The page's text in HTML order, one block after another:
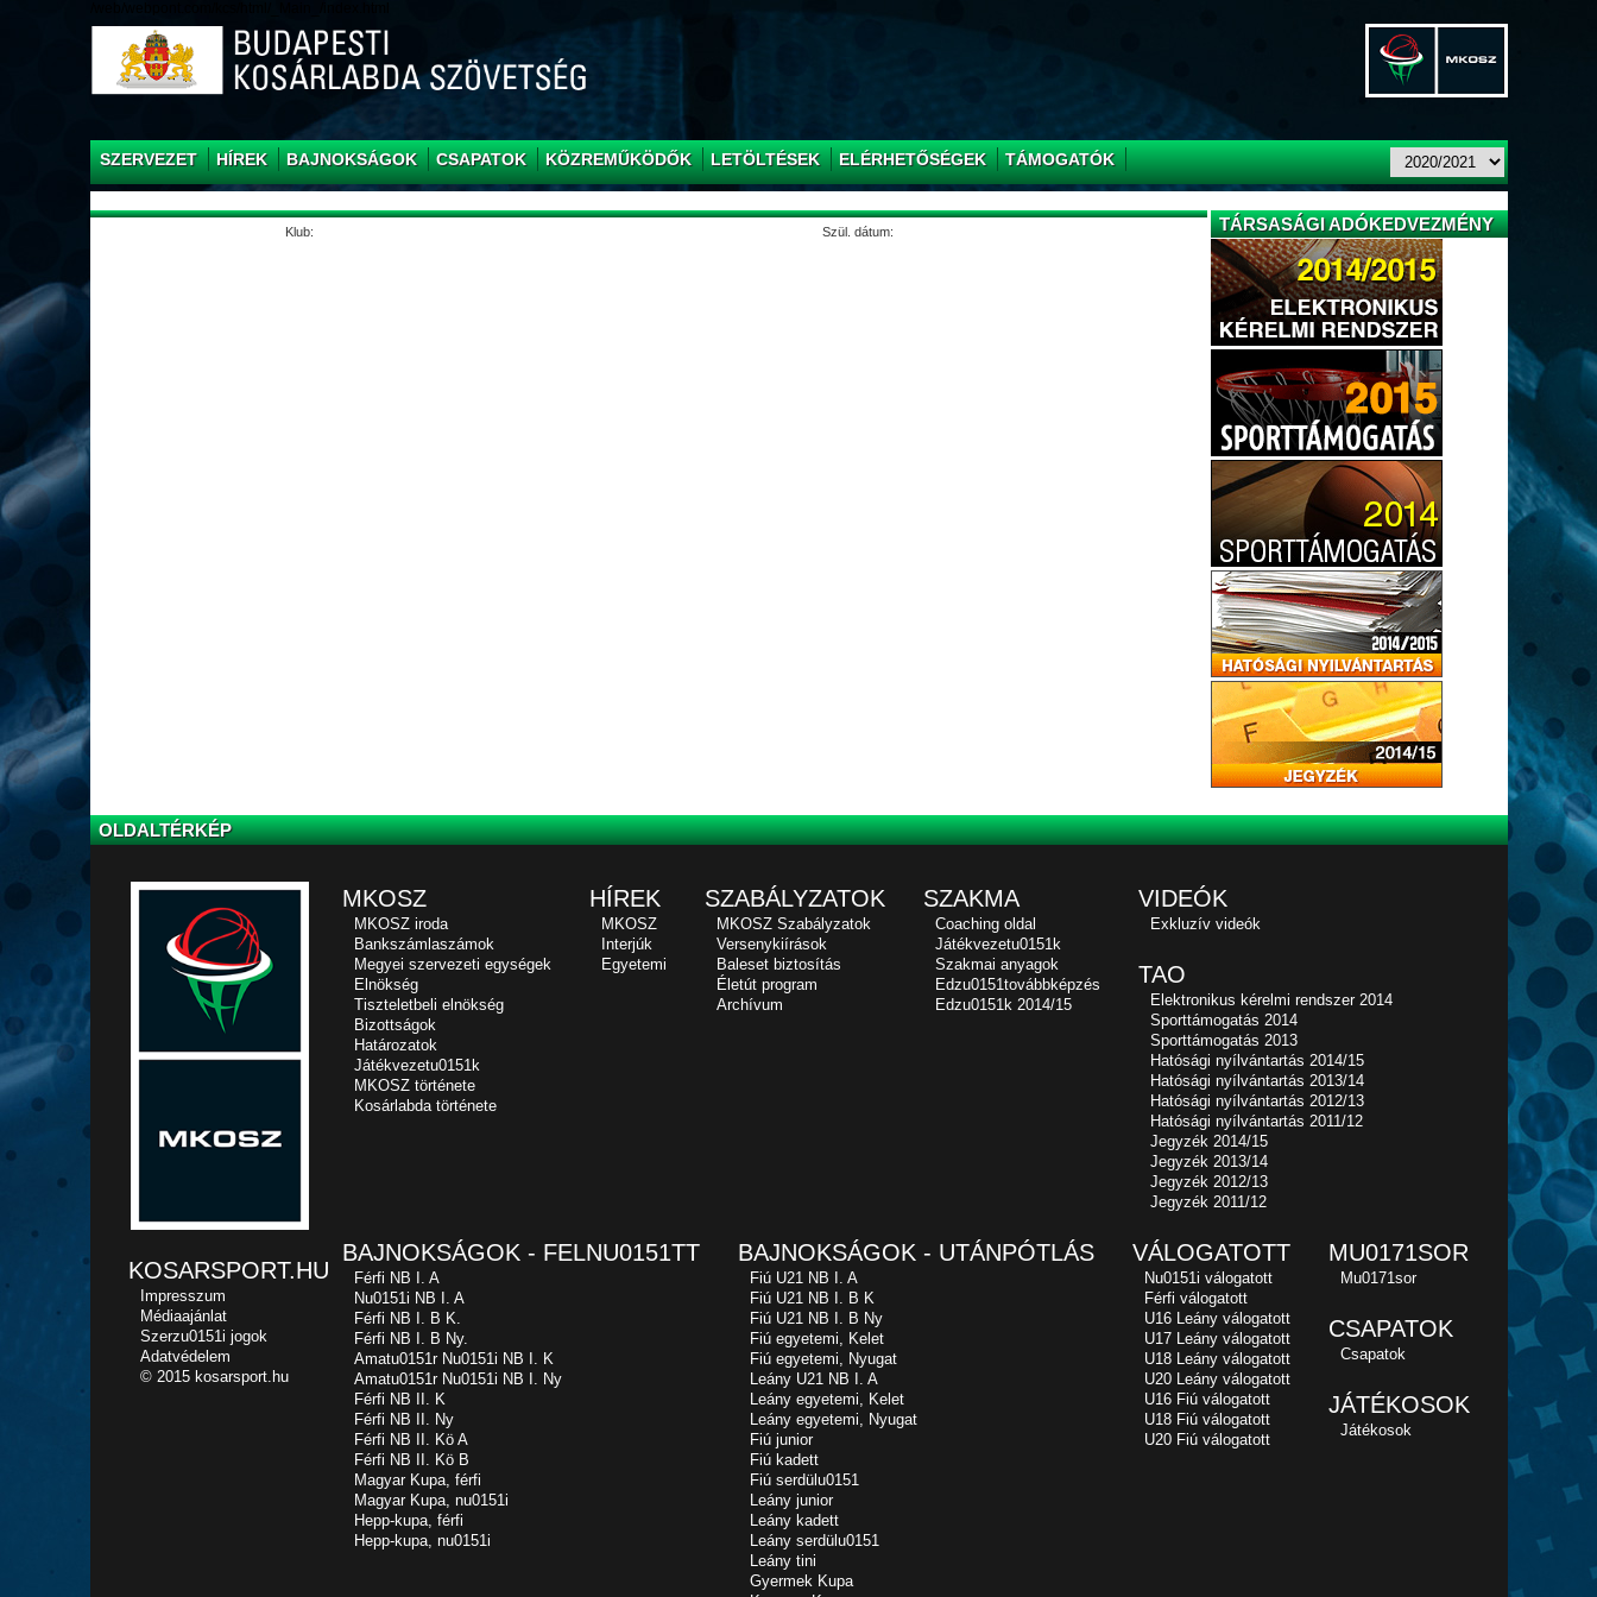
SZERVEZET HÍREK BAJNOKSÁGOK CSAPATOK KÖZREMŰKÖDŐK LETÖLTÉSEK ELÉRHETŐSÉGEK TÁMOGATÓK
Klub: Szül. dátum: TÁRSASÁGI ADÓKEDVEZMÉNY
OLDALTÉRKÉP
MKOSZ
MKOSZ iroda
Bankszámlaszámok
Megyei szervezeti egységek
Elnökség
Tiszteletbeli elnökség
Bizottságok
Határozatok
Játékvezetu0151k
MKOSZ története
Kosárlabda története
HÍREK
MKOSZ
Interjúk
Egyetemi
SZABÁLYZATOK
MKOSZ Szabályzatok
Versenykiírások
Baleset biztosítás
Életút program
Archívum
SZAKMA
Coaching oldal
Játékvezetu0151k
Szakmai anyagok
Edzu0151továbbképzés
Edzu0151k 2014/15
VIDEÓK
Exkluzív videók
TAO
Elektronikus kérelmi rendszer 2014
Sporttámogatás 2014
Sporttámogatás 2013
Hatósági nyílvántartás 2014/15
Hatósági nyílvántartás 2013/14
Hatósági nyílvántartás 2012/13
Hatósági nyílvántartás 2011/12
Jegyzék 2014/15
Jegyzék 2013/14
Jegyzék 2012/13
Jegyzék 2011/12
BAJNOKSÁGOK - FELNU0151TT
Férfi NB I. A
Nu0151i NB I. A
Férfi NB I. B K.
Férfi NB I. B Ny.
Amatu0151r Nu0151i NB I. K
Amatu0151r Nu0151i NB I. Ny
Férfi NB II. K
Férfi NB II. Ny
Férfi NB II. Kö A
Férfi NB II. Kö B
Magyar Kupa, férfi
Magyar Kupa, nu0151i
Hepp-kupa, férfi
Hepp-kupa, nu0151i
BAJNOKSÁGOK - UTÁNPÓTLÁS
Fiú U21 NB I. A
Fiú U21 NB I. B K
Fiú U21 NB I. B Ny
Fiú egyetemi, Kelet
Fiú egyetemi, Nyugat
Leány U21 NB I. A
Leány egyetemi, Kelet
Leány egyetemi, Nyugat
Fiú junior
Fiú kadett
Fiú serdülu0151
Leány junior
Leány kadett
Leány serdülu0151
Leány tini
Gyermek Kupa
VÁLOGATOTT
Nu0151i válogatott
Férfi válogatott
U16 Leány válogatott
U17 Leány válogatott
U18 Leány válogatott
U20 Leány válogatott
U16 Fiú válogatott
U18 Fiú válogatott
U20 Fiú válogatott
MU0171SOR
Mu0171sor
CSAPATOK
Csapatok
JÁTÉKOSOK
Játékosok
KOSARSPORT.HU
Impresszum
Médiaajánlat
Szerzu0151i jogok
Adatvédelem
© 2015 kosarsport.hu